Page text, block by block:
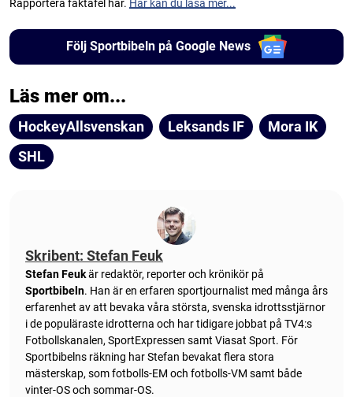
Rapportera faktafel här. Här kan du läsa mer...
Följ Sportbibeln på Google News
Läs mer om...
HockeyAllsvenskan Leksands IF
Mora IK
SHL
Skribent: Stefan Feuk
Stefan Feukär redaktör, reporter och krönikör på
Sportbibeln. Han är en erfaren sportjournalist med många års
erfarenhet av att bevaka våra största, svenska idrottsstjärnor
i de populäraste idrotterna och har tidigare jobbat på TV4:s
Fotbollskanalen, SportExpressen samt Viasat Sport. För
Sportbibelns räkning har Stefan bevakat flera stora
mästerskap, som fotbolls-EM och fotbolls-VM samt både
vinter-OS och sommar-OS.